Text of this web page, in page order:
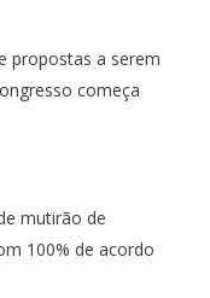
propostas a serem
começa
mutirão de
100% de acordo